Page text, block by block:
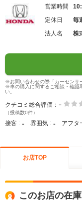
営業時間
定休日
毎
法人名
株
※お問い合わせの際「カーセンサ
※車の購入に関するご相談・確認
い。
クチコミ総合評価： -
（投稿数0件）
接客 : - 雰囲気 : - アフタ
お店TOP
このお店の在庫